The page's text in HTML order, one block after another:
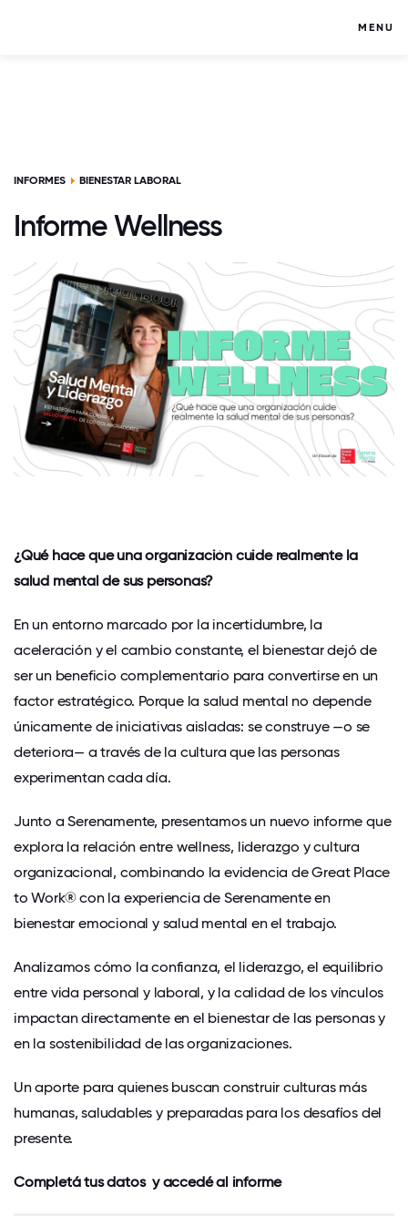
MENU
INFORMES BIENESTAR LABORAL
Informe Wellness
¿Qué hace que una organización cuide realmente la
salud mental de sus personas?
En un entorno marcado por la incertidumbre, la
aceleración y el cambio constante, el bienestar dejó de
ser un beneficio complementario para convertirse en un
factor estratégico. Porque la salud mental no depende
únicamente de iniciativas aisladas: se construye —o se
deteriora— a través de la cultura que las personas
experimentan cada día.
Junto a Serenamente, presentamos un nuevo informe que
explora la relación entre wellness, liderazgo y cultura
organizacional, combinando la evidencia de Great Place
to Work® con la experiencia de Serenamente en
bienestar emocional y salud mental en el trabajo.
Analizamos cómo la confianza, el liderazgo, el equilibrio
entre vida personal y laboral, y la calidad de los vínculos
impactan directamente en el bienestar de las personas y
en la sostenibilidad de las organizaciones.
Un aporte para quienes buscan construir culturas más
humanas, saludables y preparadas para los desafíos del
presente.
Completá tus datos y accedé al informe